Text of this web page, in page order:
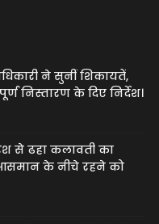
ने सुनीं शिकायतें,
निस्तारण के दिए निर्देश।
से ढहा कलावती का
के नीचे रहने को